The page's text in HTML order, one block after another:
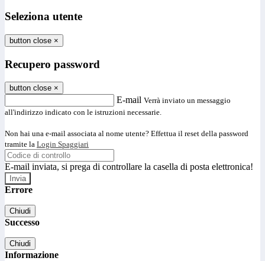
Seleziona utente
button close ×
Recupero password
button close ×
E-mail Verrà inviato un messaggio
all'indirizzo indicato con le istruzioni necessarie.
Non hai una e-mail associata al nome utente? Effettua il reset della password
tramite la Login Spaggiari
E-mail inviata, si prega di controllare la casella di posta elettronica!
Errore
Chiudi
Successo
Chiudi
Informazione